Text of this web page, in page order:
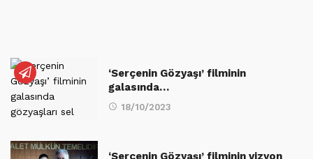
‘Serçenin Gözyaşı’ filminin
galasında…
18/10/2023
‘Serçenin Gözyaşı’ filminin vizyon